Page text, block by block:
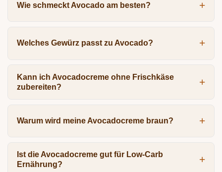
Wie schmeckt Avocado am besten?
Welches Gewürz passt zu Avocado?
Kann ich Avocadocreme ohne Frischkäse
zubereiten?
Warum wird meine Avocadocreme braun?
Ist die Avocadocreme gut für Low-Carb
Ernährung?